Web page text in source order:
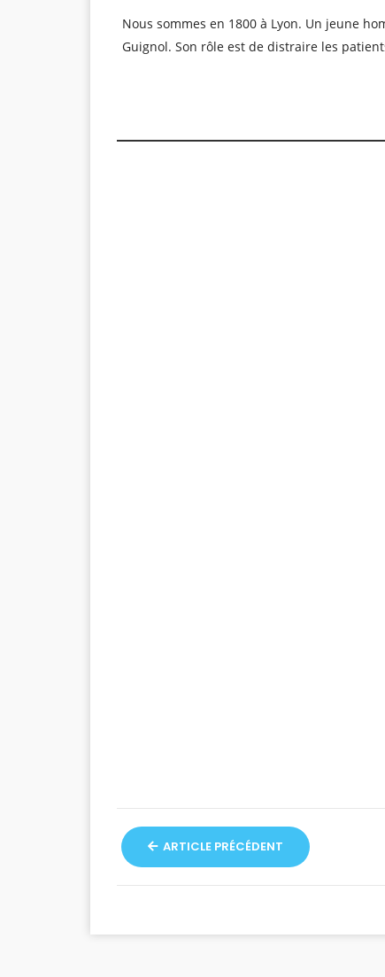
Nous sommes en 1800 à Lyon. Un jeune
Guignol. Son rôle est de distraire les
ARTICLE PRÉCÉDENT